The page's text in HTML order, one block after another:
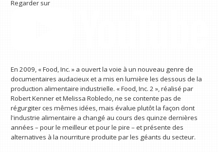
Regarder sur
En 2009, « Food, Inc. » a ouvert la voie à un nouveau genre de
documentaires audacieux et a mis en lumière les dessous de la
production alimentaire industrielle. « Food, Inc. 2 », réalisé par
Robert Kenner et Melissa Robledo, ne se contente pas de
régurgiter ces mêmes idées, mais évalue plutôt la façon dont
l'industrie alimentaire a changé au cours des quinze dernières
années – pour le meilleur et pour le pire – et présente des
alternatives à la nourriture produite par les géants du secteur.